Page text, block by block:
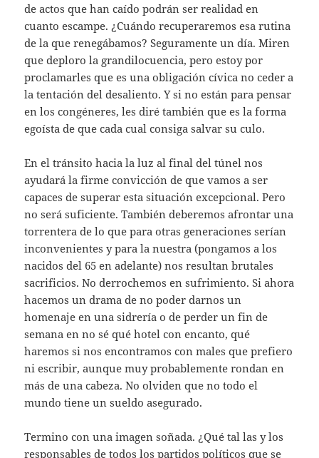
de actos que han caído podrán ser realidad en
cuanto escampe. ¿Cuándo recuperaremos esa rutina
de la que renegábamos? Seguramente un día. Miren
que deploro la grandilocuencia, pero estoy por
proclamarles que es una obligación cívica no ceder a
la tentación del desaliento. Y si no están para pensar
en los congéneres, les diré también que es la forma
egoísta de que cada cual consiga salvar su culo.
En el tránsito hacia la luz al final del túnel nos
ayudará la firme convicción de que vamos a ser
capaces de superar esta situación excepcional. Pero
no será suficiente. También deberemos afrontar una
torrentera de lo que para otras generaciones serían
inconvenientes y para la nuestra (pongamos a los
nacidos del 65 en adelante) nos resultan brutales
sacrificios. No derrochemos en sufrimiento. Si ahora
hacemos un drama de no poder darnos un
homenaje en una sidrería o de perder un fin de
semana en no sé qué hotel con encanto, qué
haremos si nos encontramos con males que prefiero
ni escribir, aunque muy probablemente rondan en
más de una cabeza. No olviden que no todo el
mundo tiene un sueldo asegurado.
Termino con una imagen soñada. ¿Qué tal las y los
responsables de todos los partidos políticos que se